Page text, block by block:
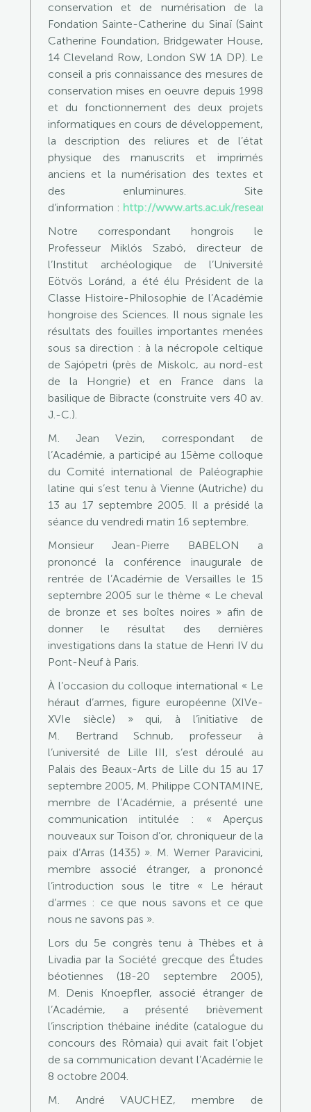
conservation et de numérisation de la
Fondation Sainte-Catherine du Sinaï (Saint
Catherine Foundation, Bridgewater House,
14 Cleveland Row, London SW 1A DP). Le
conseil a pris connaissance des mesures de
conservation mises en oeuvre depuis 1998
et du fonctionnement des deux projets
informatiques en cours de développement,
la description des reliures et de l’état
physique des manuscrits et imprimés
anciens et la numérisation des textes et
des enluminures. Site
d’information : http://www.arts.ac.uk/research/stca
Notre correspondant hongrois le
Professeur Miklós Szabó, directeur de
l’Institut archéologique de l’Université
Eötvös Loránd, a été élu Président de la
Classe Histoire-Philosophie de l’Académie
hongroise des Sciences. Il nous signale les
résultats des fouilles importantes menées
sous sa direction : à la nécropole celtique
de Sajópetri (près de Miskolc, au nord-est
de la Hongrie) et en France dans la
basilique de Bibracte (construite vers 40 av.
J.-C.).
M. Jean Vezin, correspondant de
l’Académie, a participé au 15ème colloque
du Comité international de Paléographie
latine qui s’est tenu à Vienne (Autriche) du
13 au 17 septembre 2005. Il a présidé la
séance du vendredi matin 16 septembre.
Monsieur Jean-Pierre BABELON a
prononcé la conférence inaugurale de
rentrée de l’Académie de Versailles le 15
septembre 2005 sur le thème « Le cheval
de bronze et ses boîtes noires » afin de
donner le résultat des dernières
investigations dans la statue de Henri IV du
Pont-Neuf à Paris.
À l’occasion du colloque international « Le
héraut d’armes, figure européenne (XIVe-
XVIe siècle) » qui, à l’initiative de
M. Bertrand Schnub, professeur à
l’université de Lille III, s’est déroulé au
Palais des Beaux-Arts de Lille du 15 au 17
septembre 2005, M. Philippe CONTAMINE,
membre de l’Académie, a présenté une
communication intitulée : « Aperçus
nouveaux sur Toison d’or, chroniqueur de la
paix d’Arras (1435) ». M. Werner Paravicini,
membre associé étranger, a prononcé
l’introduction sous le titre « Le héraut
d’armes : ce que nous savons et ce que
nous ne savons pas ».
Lors du 5e congrès tenu à Thèbes et à
Livadia par la Société grecque des Études
béotiennes (18-20 septembre 2005),
M. Denis Knoepfler, associé étranger de
l’Académie, a présenté brièvement
l’inscription thébaine inédite (catalogue du
concours des Rômaia) qui avait fait l’objet
de sa communication devant l’Académie le
8 octobre 2004.
M. André VAUCHEZ, membre de